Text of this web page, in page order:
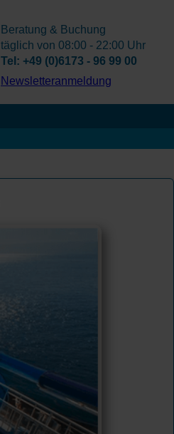
Beratung & Buchung
täglich von 08:00 - 22:00 Uhr
Tel: +49 (0)6173 - 96 99 00
­Newsletteranmeldung